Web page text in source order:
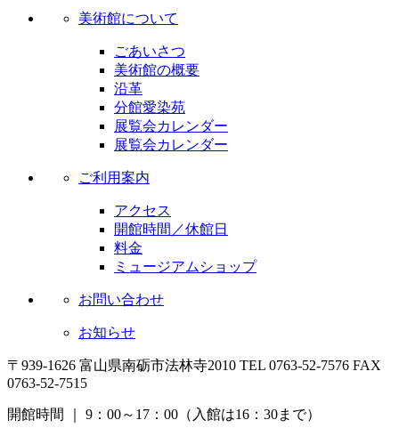
美術館について
ごあいさつ
美術館の概要
沿革
分館愛染苑
展覧会カレンダー
展覧会カレンダー
ご利用案内
アクセス
開館時間／休館日
料金
ミュージアムショップ
お問い合わせ
お知らせ
〒939-1626 富山県南砺市法林寺2010 TEL 0763-52-7576 FAX
0763-52-7515
開館時間 ｜ 9：00～17：00（入館は16：30まで）